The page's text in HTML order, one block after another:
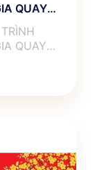
QUAY
QUAY
hàng